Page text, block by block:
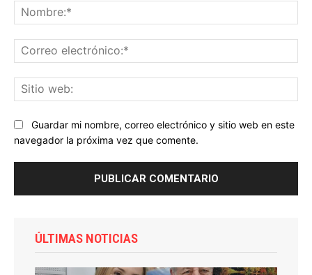
Guardar mi nombre, correo electrónico y sitio web en este
navegador la próxima vez que comente.
ÚLTIMAS NOTICIAS